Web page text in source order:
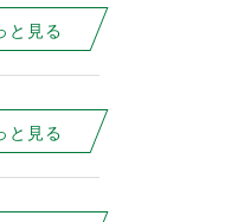
と見る
と見る